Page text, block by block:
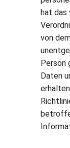
hat das
von
Person
Daten